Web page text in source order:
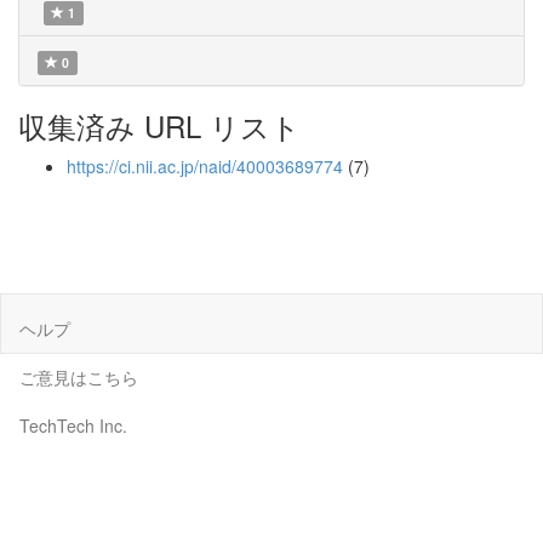
1
0
収集済み URL リスト
https://ci.nii.ac.jp/naid/40003689774 (7)
ヘルプ
ご意見はこちら
TechTech Inc.